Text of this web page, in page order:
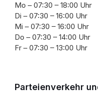
Mo – 07:30 – 18:00 Uhr
Di – 07:30 – 16:00 Uhr
Mi – 07:30 – 16:00 Uhr
Do – 07:30 – 14:00 Uhr
Fr – 07:30 – 13:00 Uhr
Parteienverkehr